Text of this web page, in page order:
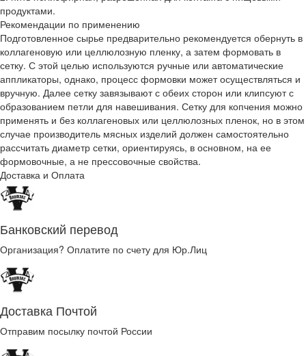
продуктами.
Рекомендации по применению
Подготовленное сырье предварительно рекомендуется обернуть в
коллагеновую или целлюлозную пленку, а затем формовать в
сетку. С этой целью используются ручные или автоматические
аппликаторы, однако, процесс формовки может осуществляться и
вручную. Далее сетку завязывают с обеих сторон или клипсуют с
образованием петли для навешивания. Сетку для копчения можно
применять и без коллагеновых или целлюлозных пленок, но в этом
случае производитель мясных изделий должен самостоятельно
рассчитать диаметр сетки, ориентируясь, в основном, на ее
формовочные, а не прессовочные свойства.
Доставка и Оплата
Банковский перевод
Организация? Оплатите по счету для Юр.Лиц
Доставка Почтой
Отправим посылку почтой России